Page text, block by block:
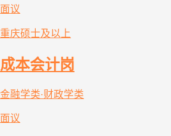
面议
重庆硕士及以上
成本会计岗
金融学类·财政学类
面议